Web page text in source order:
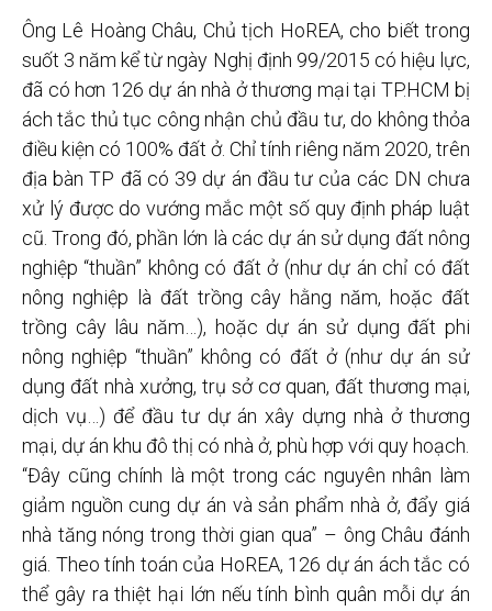
Ông Lê Hoàng Châu, Chủ tịch HoREA, cho biết trong
suốt 3 năm kể từ ngày Nghị định 99/2015 có hiệu lực,
đã có hơn 126 dự án nhà ở thương mại tại TP.HCM bị
ách tắc thủ tục công nhận chủ đầu tư, do không thỏa
điều kiện có 100% đất ở. Chỉ tính riêng năm 2020, trên
địa bàn TP đã có 39 dự án đầu tư của các DN chưa
xử lý được do vướng mắc một số quy định pháp luật
cũ. Trong đó, phần lớn là các dự án sử dụng đất nông
nghiệp “thuần” không có đất ở (như dự án chỉ có đất
nông nghiệp là đất trồng cây hằng năm, hoặc đất
trồng cây lâu năm…), hoặc dự án sử dụng đất phi
nông nghiệp “thuần” không có đất ở (như dự án sử
dụng đất nhà xưởng, trụ sở cơ quan, đất thương mại,
dịch vụ…) để đầu tư dự án xây dựng nhà ở thương
mại, dự án khu đô thị có nhà ở, phù hợp với quy hoạch.
“Đây cũng chính là một trong các nguyên nhân làm
giảm nguồn cung dự án và sản phẩm nhà ở, đẩy giá
nhà tăng nóng trong thời gian qua” – ông Châu đánh
giá. Theo tính toán của HoREA, 126 dự án ách tắc có
thể gây ra thiệt hại lớn nếu tính bình quân mỗi dự án